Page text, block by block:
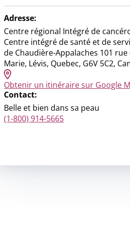
Adresse:
Centre régional Intégré de
Centre intégré de santé et de
de Chaudière-Appalaches 101
Marie, Lévis, Quebec, G6V 5C2,
Obtenir un itinéraire sur Google
Contact:
Belle et bien dans sa peau
(1-800) 914-5665